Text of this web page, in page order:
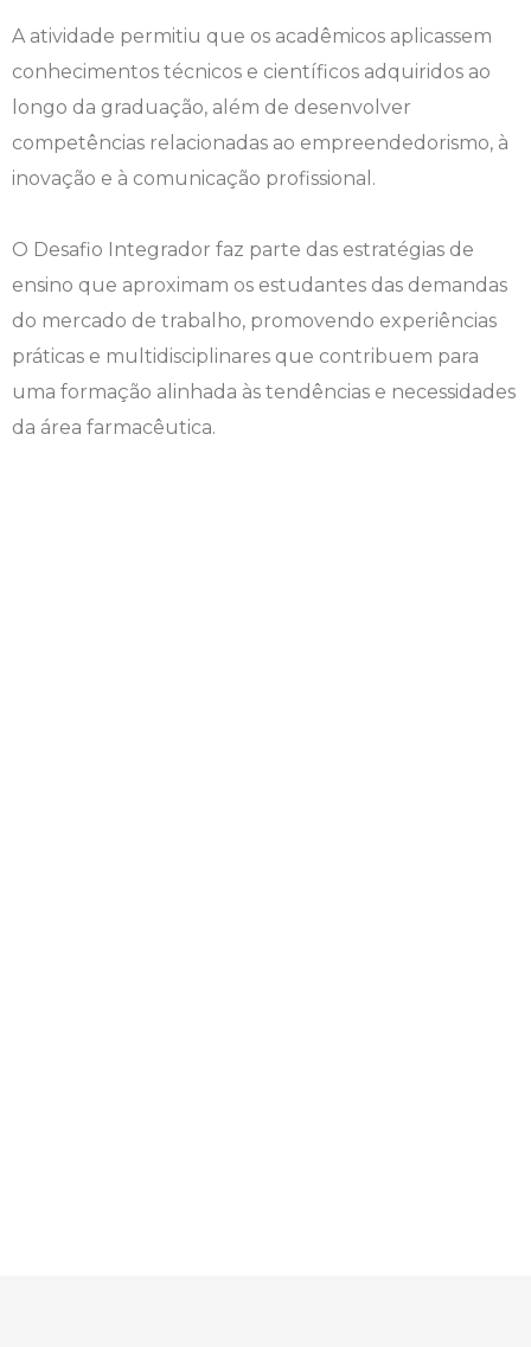
A atividade permitiu que os acadêmicos aplicassem
conhecimentos técnicos e científicos adquiridos ao
longo da graduação, além de desenvolver
competências relacionadas ao empreendedorismo, à
inovação e à comunicação profissional.
O Desafio Integrador faz parte das estratégias de
ensino que aproximam os estudantes das demandas
do mercado de trabalho, promovendo experiências
práticas e multidisciplinares que contribuem para
uma formação alinhada às tendências e necessidades
da área farmacêutica.
Fisioterapia
Medicina
Medicina Veterinária
Odontologia
Publicidade e Propaganda
Manual de Trabalhos Acadêmicos
Minha Biblioteca
Núcleo de Apoio Psicopedagógico
Plano de Ensino
Seguro Escolar
Logos Campo Real
NAPP e NAPC
Portal do Egresso
Programa de Monitoria
Revistas Campo Real